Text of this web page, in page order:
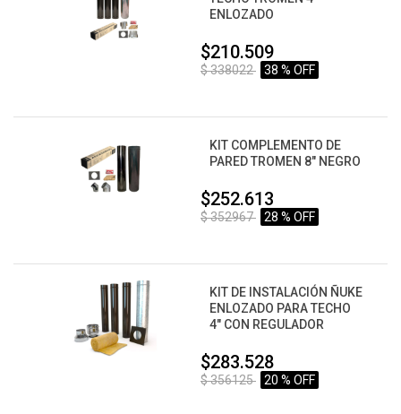
ENLOZADO
$210.509
$ 338022 38 % OFF
KIT COMPLEMENTO DE
PARED TROMEN 8" NEGRO
$252.613
$ 352967 28 % OFF
KIT DE INSTALACIÓN ÑUKE
ENLOZADO PARA TECHO
4" CON REGULADOR
$283.528
$ 356125 20 % OFF